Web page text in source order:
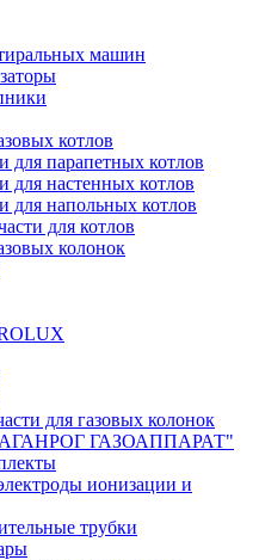
машин
котлов
для парапетных котлов
для настенных котлов
для напольных котлов
для котлов
колонок
для газовых колонок
ГАЗОАППАРАТ"
ионизации и
трубки